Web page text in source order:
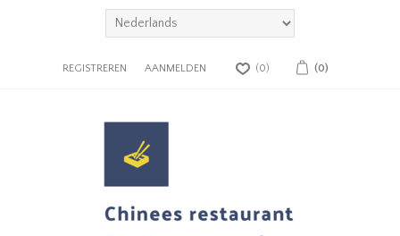
REGISTREREN AANMELDEN (0) (0)